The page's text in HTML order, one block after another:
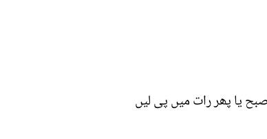
یا پھر رات میں پی لیں